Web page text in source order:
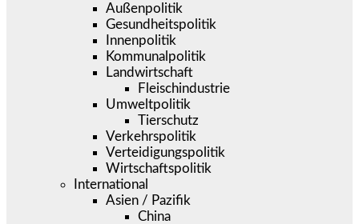
Außenpolitik
Gesundheitspolitik
Innenpolitik
Kommunalpolitik
Landwirtschaft
Fleischindustrie
Umweltpolitik
Tierschutz
Verkehrspolitik
Verteidigungspolitik
Wirtschaftspolitik
International
Asien / Pazifik
China